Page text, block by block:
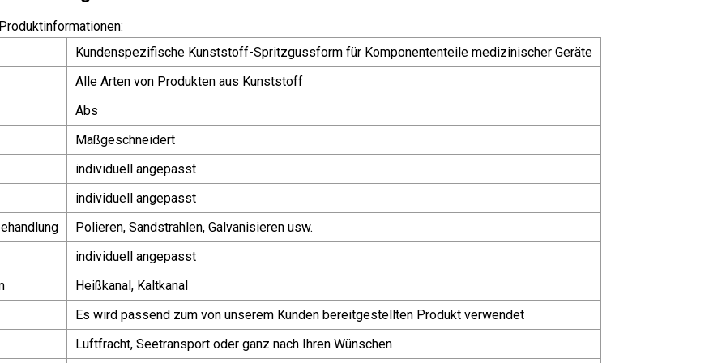
Kundenspezifische Kunststoff-Spritzgussform für Komponententeile medizinischer Geräte
Alle Arten von Produkten aus Kunststoff
Abs
Maßgeschneidert
individuell angepasst
individuell angepasst
Polieren, Sandstrahlen, Galvanisieren usw.
individuell angepasst
Heißkanal, Kaltkanal
Es wird passend zum von unserem Kunden bereitgestellten Produkt verwendet
Luftfracht, Seetransport oder ganz nach Ihren Wünschen